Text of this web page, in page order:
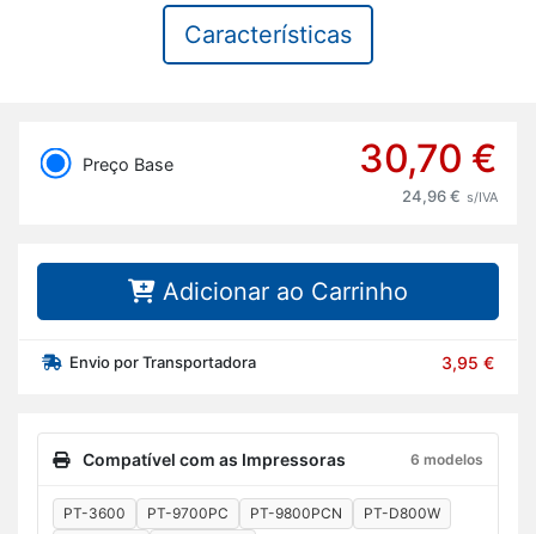
Características
Preço Base 30,70 €
24,96 € s/IVA
Adicionar ao Carrinho
Envio por Transportadora 3,95 €
Compatível com as Impressoras 6 modelos
PT-3600 PT-9700PC PT-9800PCN
PT-D800W